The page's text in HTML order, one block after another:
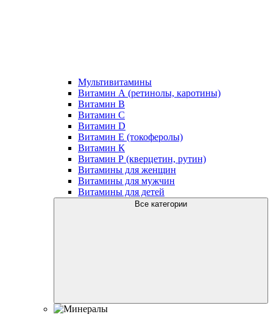
Мультивитамины
Витамин А (ретинолы, каротины)
Витамин В
Витамин С
Витамин D
Витамин Е (токоферолы)
Витамин К
Витамин Р (кверцетин, рутин)
Витамины для женщин
Витамины для мужчин
Витамины для детей
Все категории